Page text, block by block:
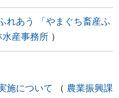
れあう 「やまぐち畜産ふ
水産事務所
施について 農業振興課